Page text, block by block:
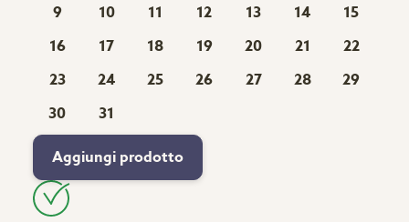
9
10 11 12 13 14
15
16
17 18 19 20 21
22
23
24 25 26 27 28
29
30
31
Aggiungi prodotto